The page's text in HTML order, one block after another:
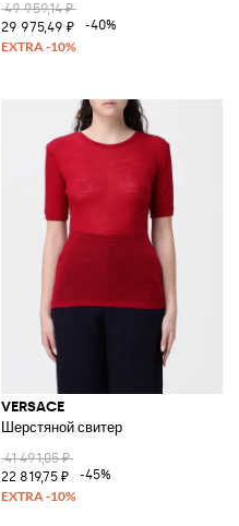
49 959,14 ₽
29 975,49 ₽
-40%
VERSACE
Шерстяной свитер
41 491,05 ₽
22 819,75 ₽
-45%